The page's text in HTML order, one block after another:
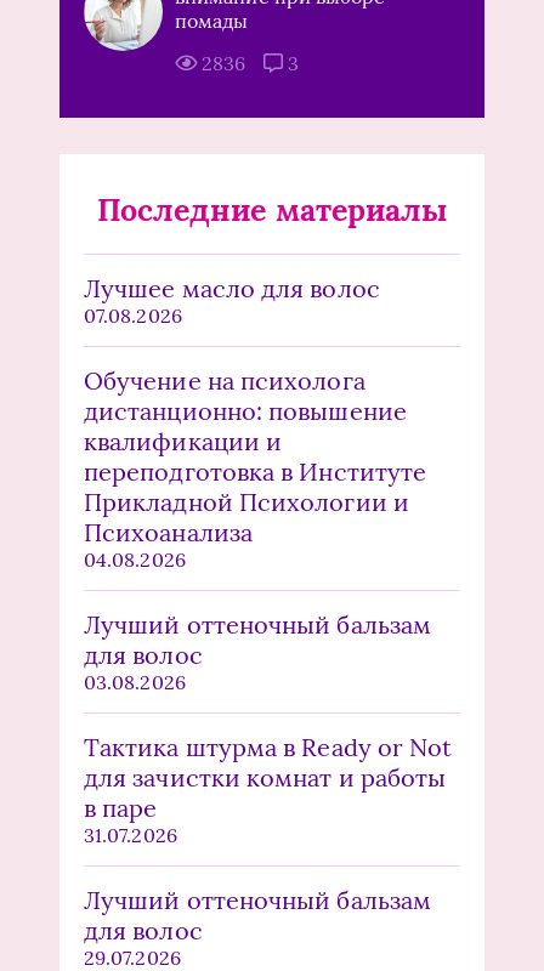
помады
2836
3
Последние материалы
Лучшее масло для волос
07.08.2026
Обучение на психолога
дистанционно: повышение
квалификации и
переподготовка в Институте
Прикладной Психологии и
Психоанализа
04.08.2026
Лучший оттеночный бальзам
для волос
03.08.2026
Тактика штурма в Ready or Not
для зачистки комнат и работы
в паре
31.07.2026
Лучший оттеночный бальзам
для волос
29.07.2026